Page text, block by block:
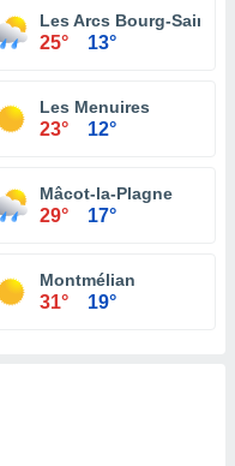
Les Arcs Bourg-Saint-
25° 13°
Les Menuires
23° 12°
Mâcot-la-Plagne
29° 17°
Montmélian
31° 19°